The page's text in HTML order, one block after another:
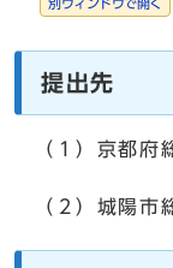
別ウィンドウで開く
提出先
（１）京都府
（２）城陽市